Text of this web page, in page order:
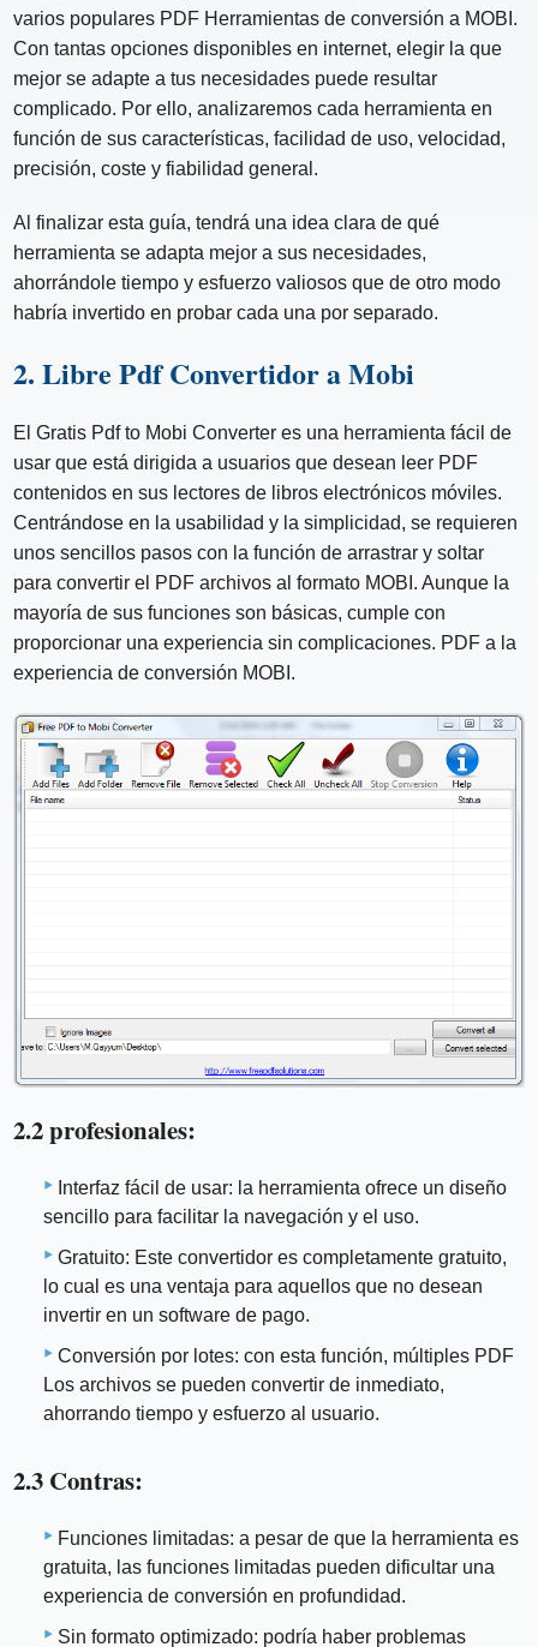
varios populares PDF Herramientas de conversión a MOBI.
Con tantas opciones disponibles en internet, elegir la que
mejor se adapte a tus necesidades puede resultar
complicado. Por ello, analizaremos cada herramienta en
función de sus características, facilidad de uso, velocidad,
precisión, coste y fiabilidad general.
Al finalizar esta guía, tendrá una idea clara de qué
herramienta se adapta mejor a sus necesidades,
ahorrándole tiempo y esfuerzo valiosos que de otro modo
habría invertido en probar cada una por separado.
2. Libre Pdf Convertidor a Mobi
El Gratis Pdf to Mobi Converter es una herramienta fácil de
usar que está dirigida a usuarios que desean leer PDF
contenidos en sus lectores de libros electrónicos móviles.
Centrándose en la usabilidad y la simplicidad, se requieren
unos sencillos pasos con la función de arrastrar y soltar
para convertir el PDF archivos al formato MOBI. Aunque la
mayoría de sus funciones son básicas, cumple con
proporcionar una experiencia sin complicaciones. PDF a la
experiencia de conversión MOBI.
2.2 profesionales:
Interfaz fácil de usar: la herramienta ofrece un diseño
sencillo para facilitar la navegación y el uso.
Gratuito: Este convertidor es completamente gratuito,
lo cual es una ventaja para aquellos que no desean
invertir en un software de pago.
Conversión por lotes: con esta función, múltiples PDF
Los archivos se pueden convertir de inmediato,
ahorrando tiempo y esfuerzo al usuario.
2.3 Contras:
Funciones limitadas: a pesar de que la herramienta es
gratuita, las funciones limitadas pueden dificultar una
experiencia de conversión en profundidad.
Sin formato optimizado: podría haber problemas